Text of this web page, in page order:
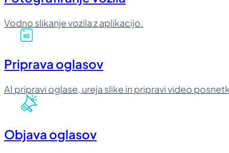
Vodno slikanje vozila z aplikacijo.
Priprava oglasov
AI pripravi oglase, ureja slike in pripravi video
Objava oglasov